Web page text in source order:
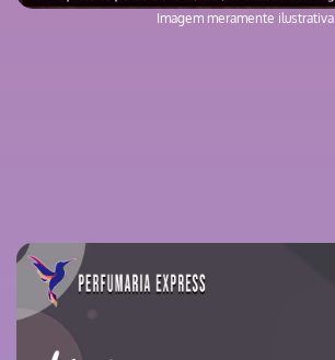
Imagem meramente ilustrativa